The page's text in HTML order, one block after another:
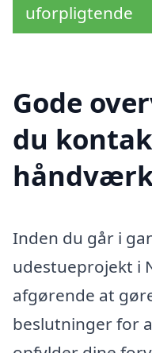
uforpligtende
Gode
du
Inden du går i
udestueprojekt i
afgørende at
beslutninger for